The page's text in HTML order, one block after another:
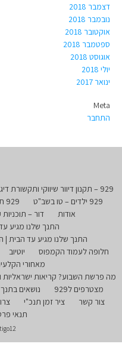
דצמבר 2018
נובמבר 2018
אוקטובר 2018
ספטמבר 2018
אוגוסט 2018
יולי 2018
ינואר 2017
Meta
התחבר
929 – תקנון דיוור שיווקי ותקשורת דיגיטלית
929 ילדים – טו בשב"ט
929 תנך – דף הבית
אודות
דור –
התנך שלנו מגיע
התנך שלנו מגיע עד הבית |
חלופה לעמוד הקמפוס
יוטיוב
מאחורי
מה פרשת השבוע? קריאות
מצטרפים ל929
נושאים
צור קשר
ציר זמן תנכ"י
תנאי